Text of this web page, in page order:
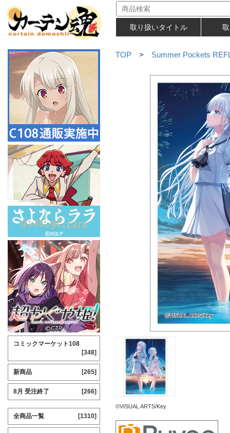
取り扱いタイトル
TOP > Summer Pockets
©VISUAL ARTS/Key
コミックマーケット108
[348]
新商品 [265]
8月 受注終了 [266]
全商品一覧 [1310]